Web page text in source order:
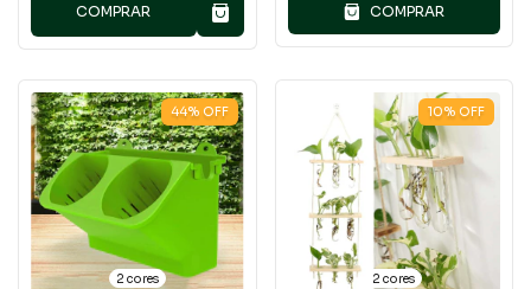
COMPRAR COMPRAR
44% OFF
2 cores
10% OFF
2 cores